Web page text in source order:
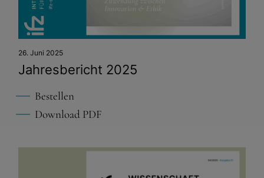
Jahresbericht 2025
26. Juni 2025
Bestellen
Download PDF